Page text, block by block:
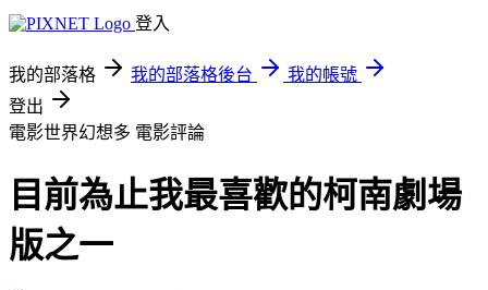
登入
我的部落格 我的部落格後台
我的帳號
登出
電影世界幻想多 電影評論
目前為止我最喜歡的柯南劇場
版之一